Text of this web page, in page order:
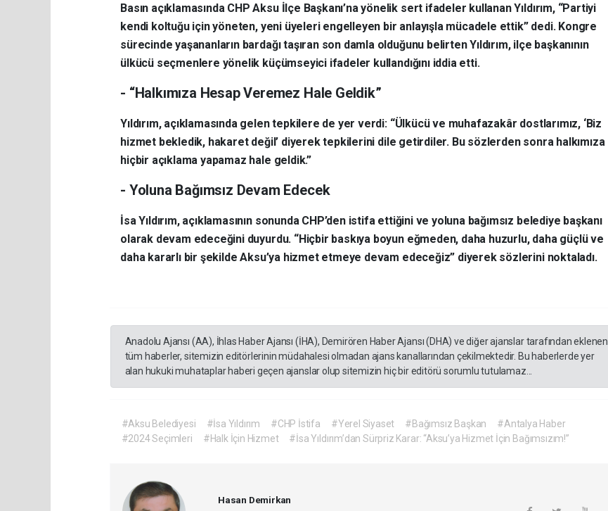
Basın açıklamasında CHP Aksu İlçe Başkanı’na yönelik sert ifadeler kullanan Yıldırım, “Partiyi
kendi koltuğu için yöneten, yeni üyeleri engelleyen bir anlayışla mücadele ettik” dedi. Kongre
sürecinde yaşananların bardağı taşıran son damla olduğunu belirten Yıldırım, ilçe başkanının
ülkücü seçmenlere yönelik küçümseyici ifadeler kullandığını iddia etti.
- “Halkımıza Hesap Veremez Hale Geldik”
Yıldırım, açıklamasında gelen tepkilere de yer verdi: “Ülkücü ve muhafazakâr dostlarımız, ‘Biz
hizmet bekledik, hakaret değil’ diyerek tepkilerini dile getirdiler. Bu sözlerden sonra halkımıza
hiçbir açıklama yapamaz hale geldik.”
- Yoluna Bağımsız Devam Edecek
İsa Yıldırım, açıklamasının sonunda CHP’den istifa ettiğini ve yoluna bağımsız belediye başkanı
olarak devam edeceğini duyurdu. “Hiçbir baskıya boyun eğmeden, daha huzurlu, daha güçlü ve
daha kararlı bir şekilde Aksu’ya hizmet etmeye devam edeceğiz” diyerek sözlerini noktaladı.
Anadolu Ajansı (AA), İhlas Haber Ajansı (İHA), Demirören Haber Ajansı (DHA) ve diğer ajanslar tarafından eklenen
tüm haberler, sitemizin editörlerinin müdahalesi olmadan ajans kanallarından çekilmektedir. Bu haberlerde yer
alan hukuki muhataplar haberi geçen ajanslar olup sitemizin hiç bir editörü sorumlu tutulamaz...
#Aksu Belediyesi #İsa Yıldırım #CHP İstifa #Yerel Siyaset #Bağımsız Başkan
#Antalya Haber
#2024 Seçimleri
#Halk İçin Hizmet #İsa Yıldırım’dan Sürpriz Karar: “Aksu’ya Hizmet İçin Bağımsızım!”
Hasan Demirkan